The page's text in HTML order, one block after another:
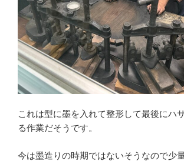
これは型に墨を入れて整形して最後にハ
る作業だそうです。
今は墨造りの時期ではないそうなので少